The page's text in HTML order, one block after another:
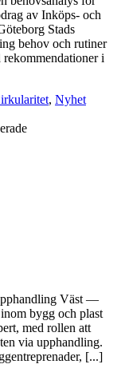
av Inköps- och
Stads
behov och rutiner
i
, Nyhet
för
Väst —
bygg och plast
med rollen att
via upphandling.
[...]